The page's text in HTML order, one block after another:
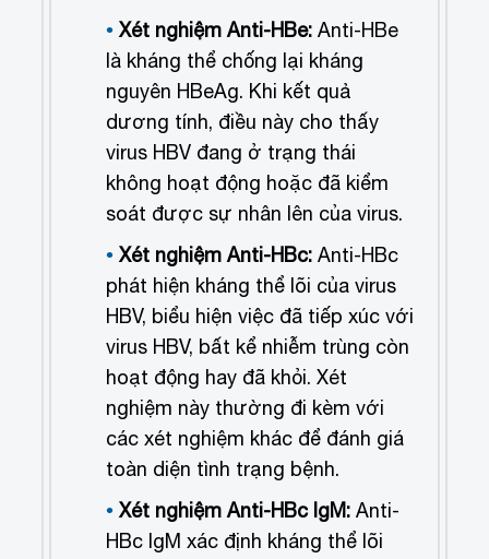
Xét nghiệm Anti-HBe:Anti-HBe
là kháng thể chống lại kháng
nguyên HBeAg. Khi kết quả
dương tính, điều này cho thấy
virus HBV đang ở trạng thái
không hoạt động hoặc đã kiểm
soát được sự nhân lên của virus.
Xét nghiệm Anti-HBc:Anti-HBc
phát hiện kháng thể lõi của virus
HBV, biểu hiện việc đã tiếp xúc với
virus HBV, bất kể nhiễm trùng còn
hoạt động hay đã khỏi. Xét
nghiệm này thường đi kèm với
các xét nghiệm khác để đánh giá
toàn diện tình trạng bệnh.
Xét nghiệm Anti-HBc IgM:Anti-
HBc IgM xác định kháng thể lõi